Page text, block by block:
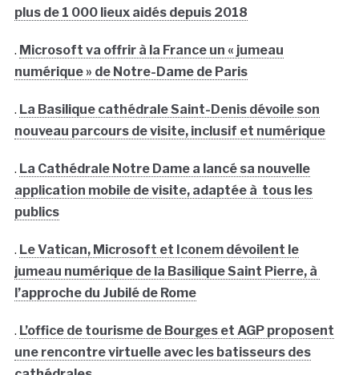
plus de 1 000 lieux aidés depuis 2018
. Microsoft va offrir à la France un « jumeau
numérique » de Notre-Dame de Paris
. La Basilique cathédrale Saint-Denis dévoile son
nouveau parcours de visite, inclusif et numérique
. La Cathédrale Notre Dame a lancé sa nouvelle
application mobile de visite, adaptée à tous les
publics
. Le Vatican, Microsoft et Iconem dévoilent le
jumeau numérique de la Basilique Saint Pierre, à
l’approche du Jubilé de Rome
. L’office de tourisme de Bourges et AGP proposent
une rencontre virtuelle avec les batisseurs des